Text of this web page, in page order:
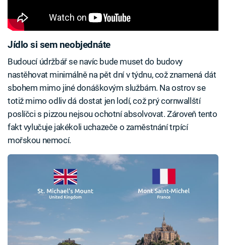
Jídlo si sem neobjednáte
Budoucí údržbář se navíc bude muset do budovy
nastěhovat minimálně na pět dní v týdnu, což znamená dát
sbohem mimo jiné donáškovým službám. Na ostrov se
totiž mimo odliv dá dostat jen lodí, což prý cornwallští
poslíčci s pizzou nejsou ochotní absolvovat. Zároveň tento
fakt vylučuje jakékoli uchazeče o zaměstnání trpící
mořskou nemocí.